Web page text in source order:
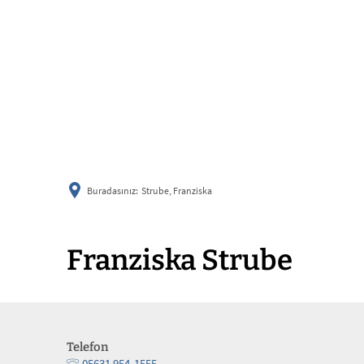
Buradasınız: Strube, Franziska
Franziska Strube
Telefon